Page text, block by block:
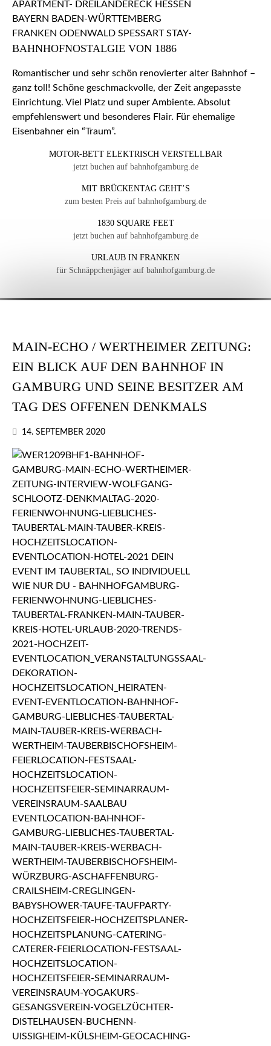
BAHNHOFNOSTALGIE VON 1886
Romantischer und sehr schön renovierter alter Bahnhof –
ganz toll! Schöne geschmackvolle, der Zeit angepasste
Einrichtung. Viel Platz und super Ambiente. Absolut
empfehlenswert und besonderes Flair. Für ehemalige
Eisenbahner ein “Traum”.
MOTOR-BETT ELEKTRISCH VERSTELLBAR
jetzt buchen auf bahnhofgamburg.de
MIT BRÜCKENTAG GEHT’S
zum besten Preis auf bahnhofgamburg.de
1830 SQUARE FEET
jetzt buchen auf bahnhofgamburg.de
URLAUB IN FRANKEN
für Schnäppchenjäger auf bahnhofgamburg.de
MAIN-ECHO / WERTHEIMER ZEITUNG:
EIN BLICK AUF DEN BAHNHOF IN
GAMBURG UND SEINE BESITZER AM
TAG DES OFFENEN DENKMALS
14. SEPTEMBER 2020